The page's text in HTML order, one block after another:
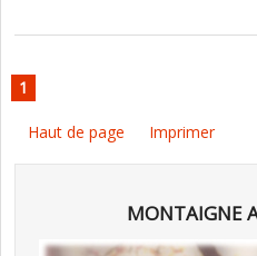
1
Haut de page Imprimer
MONTAIGNE